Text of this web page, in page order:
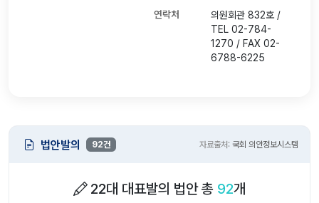
연락처
의원회관 832호 /
TEL 02-784-
1270 / FAX 02-
6788-6225
법안발의 92건 자료출처: 국회 의안정보시스템
22대 대표발의 법안 총 92개